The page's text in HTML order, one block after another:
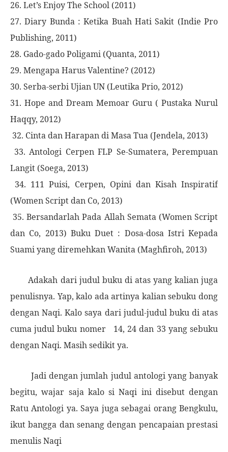
26. Let’s Enjoy The School (2011)
27. Diary Bunda : Ketika Buah Hati Sakit (Indie Pro
Publishing, 2011)
28. Gado-gado Poligami (Quanta, 2011)
29. Mengapa Harus Valentine? (2012)
30. Serba-serbi Ujian UN (Leutika Prio, 2012)
31. Hope and Dream Memoar Guru ( Pustaka Nurul
Haqqy, 2012)
32. Cinta dan Harapan di Masa Tua (Jendela, 2013)
33. Antologi Cerpen FLP Se-Sumatera, Perempuan
Langit (Soega, 2013)
34. 111 Puisi, Cerpen, Opini dan Kisah Inspiratif
(Women Script dan Co, 2013)
35. Bersandarlah Pada Allah Semata (Women Script
dan Co, 2013) Buku Duet : Dosa-dosa Istri Kepada
Suami yang diremehkan Wanita (Maghfiroh, 2013)
Adakah dari judul buku di atas yang kalian juga
penulisnya. Yap, kalo ada artinya kalian sebuku dong
dengan Naqi.Kalo saya dari judul-judul buku di atas
cuma judul buku nomer
14, 24 dan 33 yang sebuku
dengan Naqi. Masih sedikit ya.
Jadi dengan jumlah judul antologi yang banyak
begitu, wajar saja kalo si Naqi ini disebut dengan
Ratu Antologi ya. Saya juga sebagai orang Bengkulu,
ikut bangga dan senang dengan pencapaian prestasi
menulis Naqi